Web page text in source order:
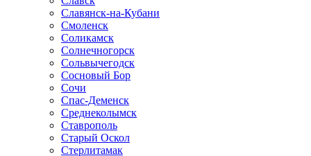
Славянск-на-Кубани
Смоленск
Соликамск
Солнечногорск
Сольвычегодск
Сосновый Бор
Сочи
Спас-Деменск
Среднеколымск
Ставрополь
Старый Оскол
Стерлитамак